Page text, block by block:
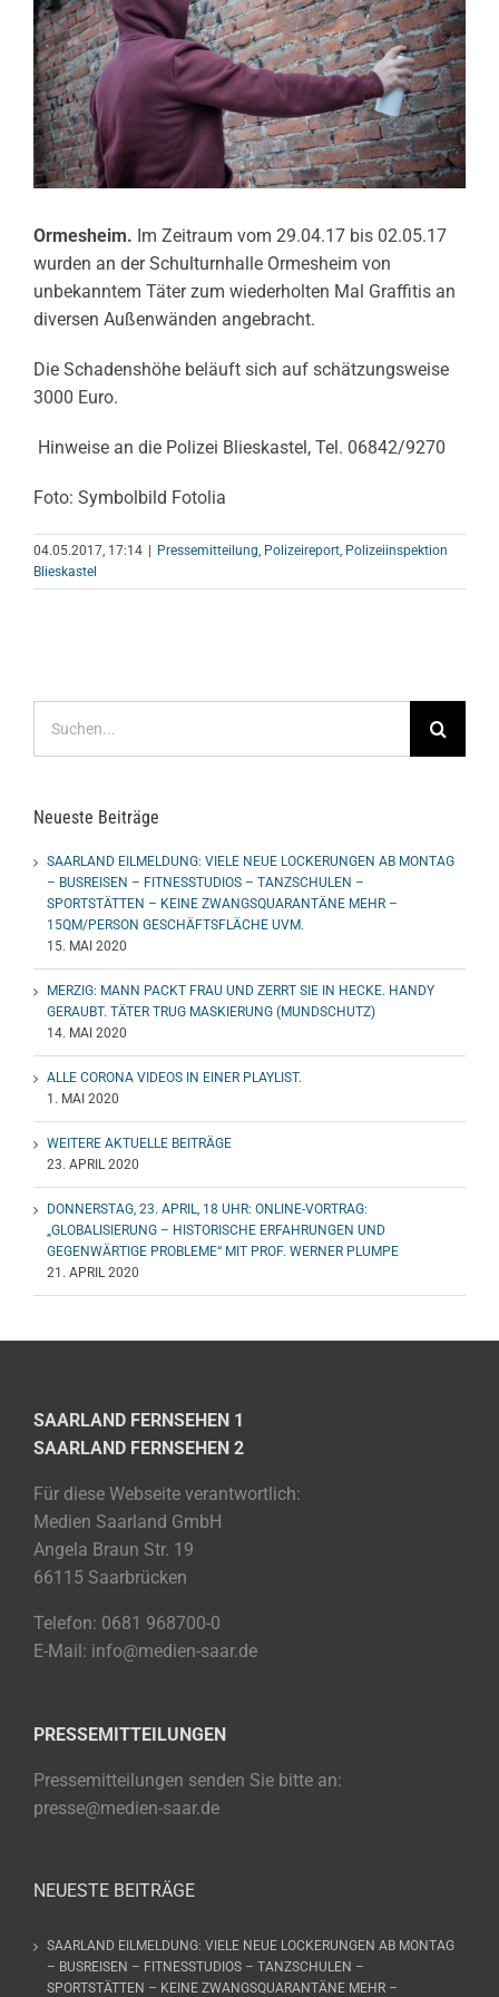
Ormesheim. Im Zeitraum vom 29.04.17 bis 02.05.17
wurden an der Schulturnhalle Ormesheim von
unbekanntem Täter zum wiederholten Mal Graffitis an
diversen Außenwänden angebracht.
Die Schadenshöhe beläuft sich auf schätzungsweise
3000 Euro.
Hinweise an die Polizei Blieskastel, Tel. 06842/9270
Foto: Symbolbild Fotolia
04.05.2017, 17:14 | Pressemitteilung Polizeireport Polizeiinspektion
Blieskastel
nach:
Neueste Beiträge
SAARLAND EILMELDUNG: VIELE NEUE LOCKERUNGEN AB MONTAG
– BUSREISEN – FITNESSTUDIOS – TANZSCHULEN –
SPORTSTÄTTEN – KEINE ZWANGSQUARANTÄNE MEHR –
15QM/PERSON GESCHÄFTSFLÄCHE UVM.
15. MAI 2020
MERZIG: MANN PACKT FRAU UND ZERRT SIE IN HECKE. HANDY
GERAUBT. TÄTER TRUG MASKIERUNG (MUNDSCHUTZ)
14. MAI 2020
ALLE CORONA VIDEOS IN EINER PLAYLIST.
1. MAI 2020
WEITERE AKTUELLE BEITRÄGE
23. APRIL 2020
DONNERSTAG, 23. APRIL, 18 UHR: ONLINE-VORTRAG:
„GLOBALISIERUNG – HISTORISCHE ERFAHRUNGEN UND
GEGENWÄRTIGE PROBLEME“ MIT PROF. WERNER PLUMPE
21. APRIL 2020
SAARLAND FERNSEHEN 1
SAARLAND FERNSEHEN 2
Für diese Webseite verantwortlich:
Medien Saarland GmbH
Angela Braun Str. 19
66115 Saarbrücken
Telefon: 0681 968700-0
E-Mail: info@medien-saar.de
PRESSEMITTEILUNGEN
Pressemitteilungen senden Sie bitte an:
presse@medien-saar.de
NEUESTE BEITRÄGE
SAARLAND EILMELDUNG: VIELE NEUE LOCKERUNGEN AB MONTAG
– BUSREISEN – FITNESSTUDIOS – TANZSCHULEN –
SPORTSTÄTTEN – KEINE ZWANGSQUARANTÄNE MEHR –